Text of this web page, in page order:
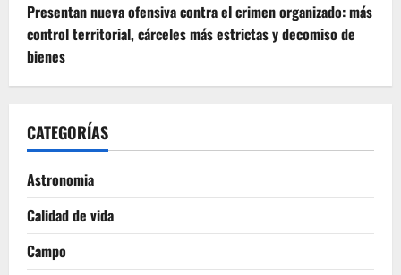
Presentan nueva ofensiva contra el crimen organizado: más
control territorial, cárceles más estrictas y decomiso de
bienes
CATEGORÍAS
Astronomia
Calidad de vida
Campo